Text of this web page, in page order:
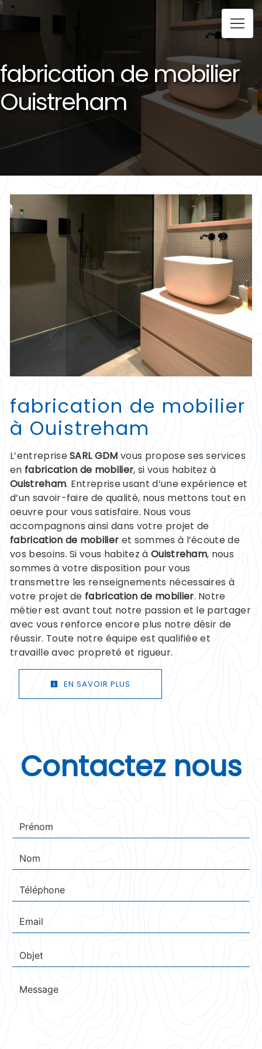
Panneau de gestion des cookies
fabrication de mobilier
Ouistreham
fabrication de mobilier
à Ouistreham
L’entrepriseSARL GDM vous propose ses services
en fabrication de mobilier, si vous habitez à
Ouistreham. Entreprise usant d’une expérience et
d’un savoir-faire de qualité, nous mettons tout en
oeuvre pour vous satisfaire. Nous vous
accompagnons ainsi dans votre projet de
fabrication de mobilier et sommes à l’écoute de
vos besoins. Si vous habitez à Ouistreham, nous
sommes à votre disposition pour vous
transmettre les renseignements nécessaires à
votre projet de fabrication de mobilier. Notre
métier est avant tout notre passion et le partager
avec vous renforce encore plus notre désir de
réussir. Toute notre équipe est qualifiée et
travaille avec propreté et rigueur.
EN SAVOIR PLUS
Contactez nous